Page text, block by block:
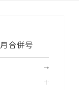
合併号